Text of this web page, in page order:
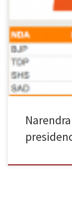
Según los
India, el Partido
las elecciones
será el próximo
Congreso